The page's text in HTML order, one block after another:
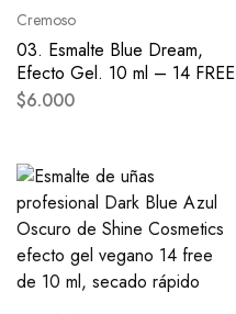
Cremoso
03. Esmalte Blue Dream,
Efecto Gel. 10 ml – 14 FREE
$6.000